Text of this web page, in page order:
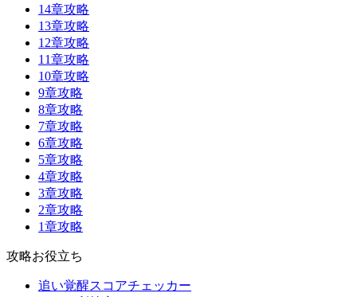
14章攻略
13章攻略
12章攻略
11章攻略
10章攻略
9章攻略
8章攻略
7章攻略
6章攻略
5章攻略
4章攻略
3章攻略
2章攻略
1章攻略
攻略お役立ち
追い覚醒スコアチェッカー